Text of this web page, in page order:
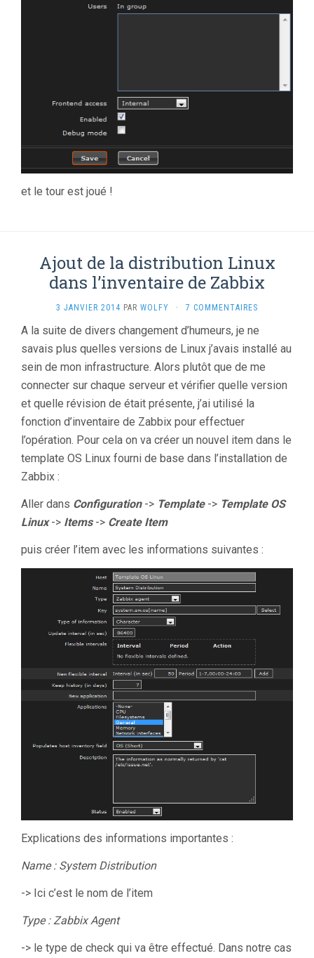
et le tour est joué !
Ajout de la distribution Linux
dans l’inventaire de Zabbix
3 JANVIER 2014 PAR WOLFY · 7 COMMENTAIRES
A la suite de divers changement d’humeurs, je ne
savais plus quelles versions de Linux j’avais installé au
sein de mon infrastructure. Alors plutôt que de me
connecter sur chaque serveur et vérifier quelle version
et quelle révision de était présente, j’ai utilisé la
fonction d’inventaire de Zabbix pour effectuer
l’opération. Pour cela on va créer un nouvel item dans le
template OS Linux fourni de base dans l’installation de
Zabbix :
Aller dans Configuration -> Template -> Template OS
Linux -> Items -> Create Item
puis créer l’item avec les informations suivantes :
Explications des informations importantes :
Name : System Distribution
-> Ici c’est le nom de l’item
Type : Zabbix Agent
-> le type de check qui va être effectué. Dans notre cas